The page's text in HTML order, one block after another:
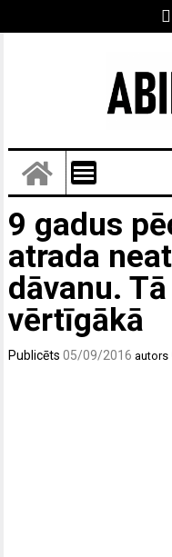
9 gadus
atrada
dāvanu.
vērtīgākā
Publicēts05/09/2016 autors